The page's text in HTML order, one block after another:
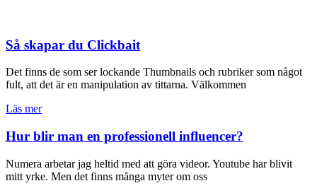
Så skapar du Clickbait
Det finns de som ser lockande Thumbnails och rubriker som något
fult, att det är en manipulation av tittarna. Välkommen
Läs mer
Hur blir man en professionell influencer?
Numera arbetar jag heltid med att göra videor. Youtube har blivit
mitt yrke. Men det finns många myter om oss